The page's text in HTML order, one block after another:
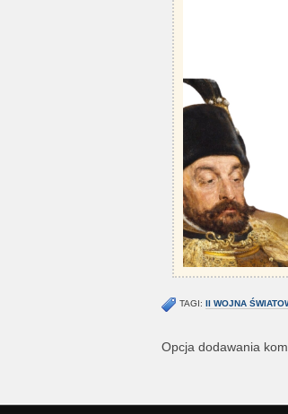
TAGI: II WOJNA
Opcja dodawania